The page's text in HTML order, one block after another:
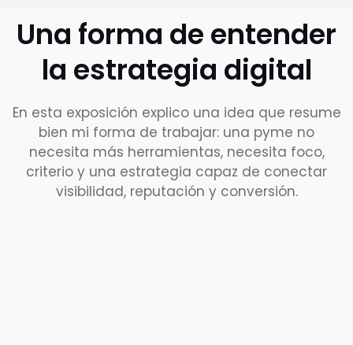
Una forma de entender
la estrategia digital
En esta exposición explico una idea que resume
bien mi forma de trabajar: una pyme no
necesita más herramientas, necesita foco,
criterio y una estrategia capaz de conectar
visibilidad, reputación y conversión.